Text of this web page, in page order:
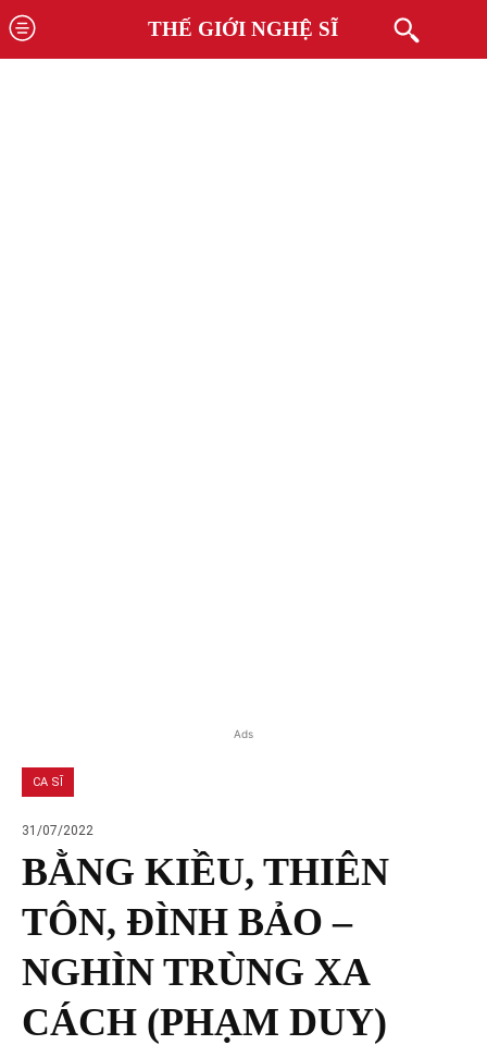
THẾ GIỚI NGHỆ SĨ
Ads
CA SĨ
31/07/2022
BẰNG KIỀU, THIÊN
TÔN, ĐÌNH BẢO –
NGHÌN TRÙNG XA
CÁCH (PHẠM DUY)